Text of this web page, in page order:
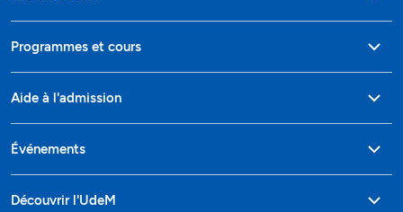
Programmes et cours
Aide à l'admission
Événements
Découvrir l'UdeM